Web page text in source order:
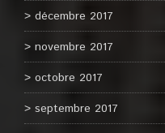
décembre 2017
novembre 2017
octobre 2017
septembre 2017